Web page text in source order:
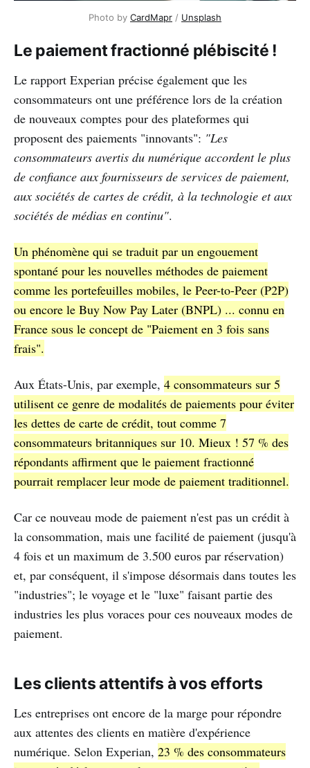
Photo by CardMapr / Unsplash
Le paiement fractionné plébiscité !
Le rapport Experian précise également que les
consommateurs ont une préférence lors de la création
de nouveaux comptes pour des plateformes qui
proposent des paiements "innovants": "Les
consommateurs avertis du numérique accordent le plus
de confiance aux fournisseurs de services de paiement,
aux sociétés de cartes de crédit, à la technologie et aux
sociétés de médias en continu".
Un phénomène qui se traduit par un engouement
spontané pour les nouvelles méthodes de paiement
comme les portefeuilles mobiles, le Peer-to-Peer (P2P)
ou encore le Buy Now Pay Later (BNPL) ... connu en
France sous le concept de "Paiement en 3 fois sans
frais".
Aux États-Unis, par exemple, 4 consommateurs sur 5
utilisent ce genre de modalités de paiements pour éviter
les dettes de carte de crédit, tout comme 7
consommateurs britanniques sur 10. Mieux ! 57 % des
répondants affirment que le paiement fractionné
pourrait remplacer leur mode de paiement traditionnel.
Car ce nouveau mode de paiement n'est pas un crédit à
la consommation, mais une facilité de paiement (jusqu'à
4 fois et un maximum de 3.500 euros par réservation)
et, par conséquent, il s'impose désormais dans toutes les
"industries"; le voyage et le "luxe" faisant partie des
industries les plus voraces pour ces nouveaux modes de
paiement.
Les clients attentifs à vos efforts
Les entreprises ont encore de la marge pour répondre
aux attentes des clients en matière d'expérience
numérique. Selon Experian, 23 % des consommateurs